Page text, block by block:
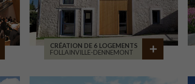
CRÉATION DE 6 LOGEMENTS
FOLLAINVILLE-DENNEMONT